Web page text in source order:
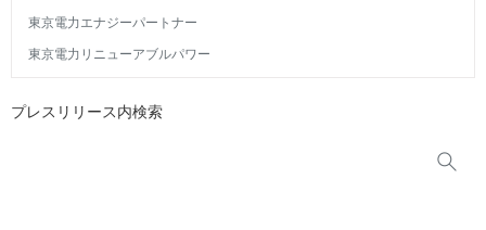
東京電力エナジーパートナー
東京電力リニューアブルパワー
プレスリリース内検索